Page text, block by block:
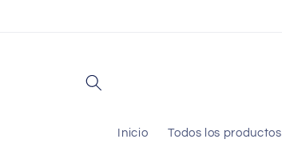
Inicio Todos los productos